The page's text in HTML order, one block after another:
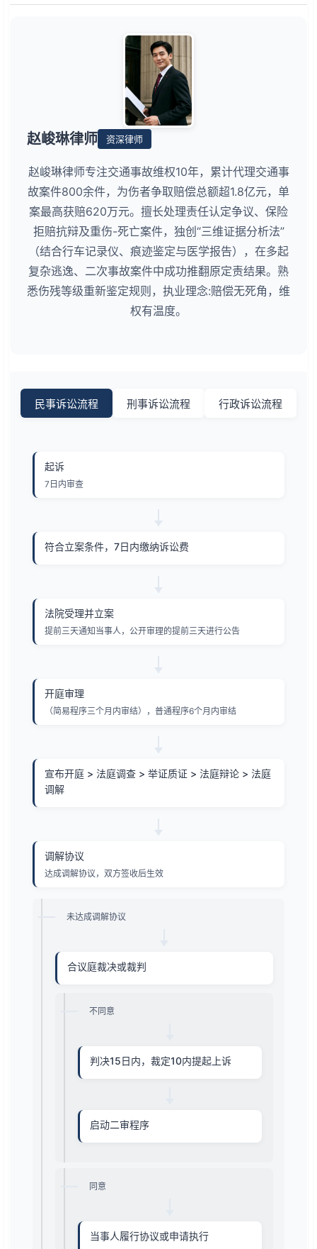
赵峻琳律师 资深律师
赵峻琳律师专注交通事故维权10年，累计代理交通事
故案件800余件，为伤者争取赔偿总额超1.8亿元，单
案最高获赔620万元。擅长处理责任认定争议、保险
拒赔抗辩及重伤-死亡案件，独创“三维证据分析法”
（结合行车记录仪、痕迹鉴定与医学报告），在多起
复杂逃逸、二次事故案件中成功推翻原定责结果。熟
悉伤残等级重新鉴定规则，执业理念:赔偿无死角，维
权有温度。
民事诉讼流程 刑事诉讼流程 行政诉讼流程
起诉
7日内审查
符合立案条件，7日内缴纳诉讼费
法院受理并立案
提前三天通知当事人，公开审理的提前三天进行公告
开庭审理
（简易程序三个月内审结），普通程序6个月内审结
宣布开庭 > 法庭调查 > 举证质证 > 法庭辩论 > 法庭
调解
调解协议
达成调解协议，双方签收后生效
未达成调解协议
合议庭裁决或裁判
不同意
判决15日内，裁定10内提起上诉
启动二审程序
同意
当事人履行协议或申请执行